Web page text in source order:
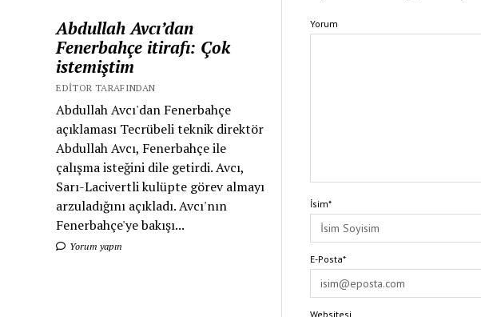
Abdullah Avcı’dan
Fenerbahçe itirafı: Çok
istemiştim
EDITOR TARAFINDAN
Abdullah Avcı'dan Fenerbahçe
açıklaması Tecrübeli teknik direktör
Abdullah Avcı, Fenerbahçe ile
çalışma isteğini dile getirdi. Avcı,
Sarı-Lacivertli kulüpte görev almayı
arzuladığını açıkladı. Avcı'nın
Fenerbahçe'ye bakışı...
Yorum yapın
Yorum
İsim*
E-Posta*
Websitesi